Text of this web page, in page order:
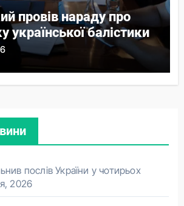
провів нараду про
української балістики
послів України у чотирьох
2026